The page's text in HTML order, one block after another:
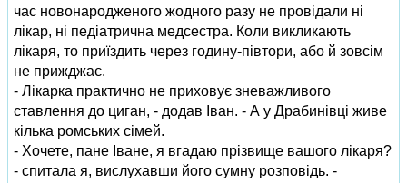
час новонародженого жодного разу не провідали ні
лікар, ні педіатрична медсестра. Коли викликають
лікаря, то приїздить через годину-півтори, або й зовсім
не прижджає.
- Лікарка практично не приховує зневажливого
ставлення до циган, - додав Іван. - А у Драбинівці живе
кілька ромських сімей.
- Хочете, пане Іване, я вгадаю прізвище вашого лікаря?
- спитала я, вислухавши його сумну розповідь. -